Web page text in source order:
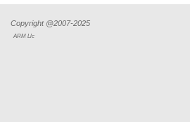
Copyright @2007-2025
ARM Llc